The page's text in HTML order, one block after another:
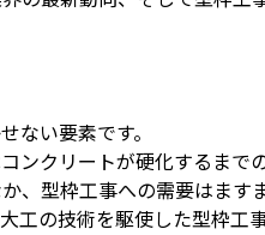
ない要素です。
クリートが硬化するまで
型枠工事への需要はます
の技術を駆使した型枠工